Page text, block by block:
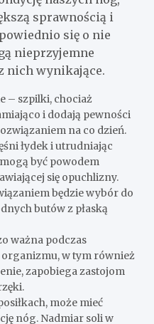
sprawnością i
się o nie
nieprzyjemne
nich wynikające.
– szpilki, chociaż
i dodają pewności
na co dzień.
łydek i utrudniając
być powodem
się opuchlizny.
będzie wybór do
butów z płaską
ważna podczas
w tym również
zapobiega zastojom
może mieć
nóg. Nadmiar soli w